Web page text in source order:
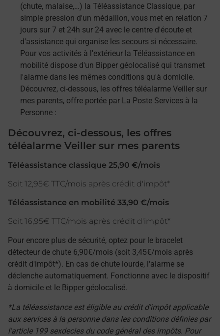
(chute, malaise,…) la Téléassistance Classique, par
simple pression d'un médaillon, vous met en relation 7
jours sur 7 et 24h sur 24 avec le centre d'écoute et
d'assistance qui organise les secours si nécessaire.
Pour vos activités à l'extérieur la Téléassistance en
mobilité dispose d'un Bipper géolocalisé qui transmet
l'alarme dans les mêmes conditions qu'à domicile.
Découvrez, ci-dessous, les offres téléalarme Veiller sur
mes parents, offre portée par La Poste Services à la
Personne :
Découvrez, ci-dessous, les offres
téléalarme Veiller sur mes parents
Téléassistance classique 25,90 €/mois
Soit 12,95€ TTC/mois après crédit d'impôt*
Téléassistance en mobilité 33,90 €/mois
Soit 16,95€ TTC/mois après crédit d'impôt*
Pour encore plus de sécurité, optez pour le bracelet
détecteur de chute 6,90€/mois (soit 3,45€/mois après
crédit d'impôt*). En cas de chute lourde, l'alarme se
déclenche automatiquement. Fonctionne avec le dispositif
à domicile et le Bipper géolocalisé.
*La téléassistance est éligible au crédit d'impôt applicable
aux services à la personne dans les conditions définies par
l'article 199 sexdecies du code général des impôts. Pour